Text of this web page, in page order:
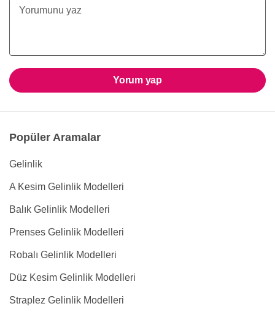
Yorum yap
Popüler Aramalar
Gelinlik
A Kesim Gelinlik Modelleri
Balık Gelinlik Modelleri
Prenses Gelinlik Modelleri
Robalı Gelinlik Modelleri
Düz Kesim Gelinlik Modelleri
Straplez Gelinlik Modelleri